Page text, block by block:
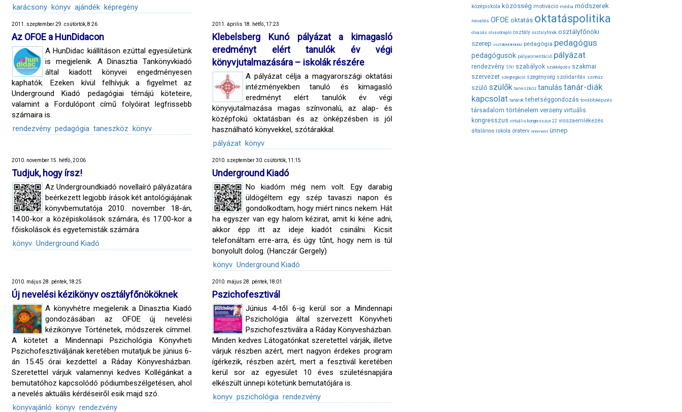
karácsony könyv ajándék képregény
2011. szeptember 29. csütörtök, 8:26
Az OFOE a HunDidacon
A HunDidac kiállításon ezúttal egyesületünk
is megjelenik. A Dinasztia Tankönyvkiadó
által kiadott könyvei engedményesen
kaphatók. Ezeken kívül felhívjuk a figyelmet az
Underground Kiadó pedagógiai témájú köteteire,
valamint a Fordulópont című folyóirat legfrissebb
számaira is.
rendezvény pedagógia taneszköz könyv
2011. április 18. hétfő, 17:23
Klebelsberg Kunó pályázat a kimagasló
eredményt elért tanulók év végi
könyvjutalmazására – iskolák részére
A pályázat célja a magyarországi oktatási
intézményekben tanuló és kimagasló
eredményt elért tanulók év végi
könyvjutalmazása magas színvonalú, az alap- és
középfokú oktatásban és az önképzésben is jól
használható könyvekkel, szótárakkal.
pályázat könyv
2010. november 15. hétfő, 20:06
Tudjuk, hogy írsz!
Az Undergroundkiadó novellaíró pályázatára
beérkezett legjobb írások két antológiájának
könyvbemutatója 2010. november 18-án,
14.00-kor a középiskolások számára, és 17.00-kor a
főiskolások és egyetemisták számára
könyv Underground Kiadó
2010. szeptember 30. csütörtök, 11:15
Underground Kiadó
No kiadóm még nem volt. Egy darabig
üldögéltem egy szép tavaszi napon és
gondolkodtam, hogy miért nincs nekem. Hát
ha egyszer van egy halom kézirat, amit ki kéne adni,
akkor épp itt az ideje kiadót csinálni. Kicsit
telefonáltam erre-arra, és úgy tűnt, hogy nem is túl
bonyolult dolog. (Hanczár Gergely)
könyv Underground Kiadó
2010. május 28. péntek, 18:25
Új nevelési kézikönyv osztályfőnököknek
A könyvhétre megjelenik a Dinasztia Kiadó
gondozásában az OFOE új nevelési
kézikönyve Történetek, módszerek címmel.
A kötetet a Mindennapi Pszichológia Könyvheti
Pszichofesztiváljának keretében mutatjuk be június 6-
án 15.45 órai kezdettel a Ráday Könyvesházban.
Szeretettel várjuk valamennyi kedves Kollégánkat a
bemutatóhoz kapcsolódó pódiumbeszélgetésen, ahol
a nevelés aktuális kérdéseiről esik majd szó.
könyvajánló könyv rendezvény
2010. május 28. péntek, 18:01
Pszichofesztivál
Június 4-től 6-ig kerül sor a Mindennapi
Pszichológia által szervezett Könyvheti
Pszichofesztiválra a Ráday Könyvesházban.
Minden kedves Látogatónkat szeretettel várják, illetve
várjuk részben azért, mert nagyon érdekes program
ígérkezik, részben azért, mert a fesztivál keretében
kerül sor az egyesület 10 éves születésnapjára
elkészült ünnepi kötetünk bemutatójára is.
könyv pszichológia rendezvény
középiskola közösség motiváció média módszerek
nevelés OFOE oktatás oktatáspolitika
olvasás olvasónapló osztály osztályfőnök osztályfőnöki
szerep osztálykirándulás pedagógia pedagógus
pedagógusok pályaorientáció pályázat
rendezvény SNI szabályok szakképzés szakmai
szervezet szegregáció szegénység szolidaritás színház
szülő szülők taneszköz tanulás tanár-diák
kapcsolat tanárok tehetséggondozás továbbképzés
társadalom történelem verseny virtuális
kongresszus virtuális kongresszus 22 visszaemlékezés
általános iskola óraterv önismeret ünnep